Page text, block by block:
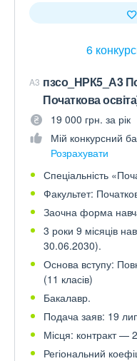
6
A3 пзсо_НРК5_А3
Початкова
19 000 грн. за рік
Мій конкурсний
Розрахувати
Спеціальність
Факультет:
Заочна форма
3 роки 9 місяців
30.06.2030).
Основа вступу:
(11 класів)
Бакалавр.
Подача заяв: 19
Місця: контракт —
Регіональний